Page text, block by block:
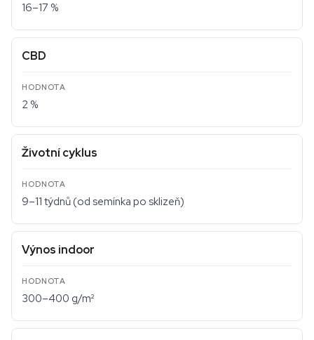
16–17 %
CBD
2 %
Životní cyklus
9–11 týdnů (od semínka po sklizeň)
Výnos indoor
300–400 g/m²